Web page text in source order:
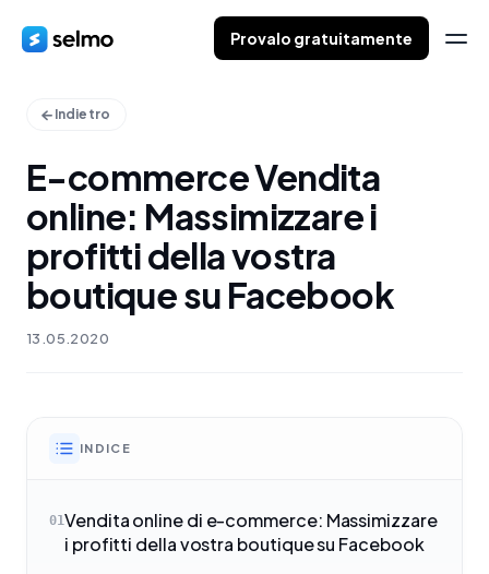
Provalo gratuitamente
Indietro
E-commerce Vendita
online: Massimizzare i
profitti della vostra
boutique su Facebook
13.05.2020
INDICE
01Vendita online di e-commerce: Massimizzare
i profitti della vostra boutique su Facebook